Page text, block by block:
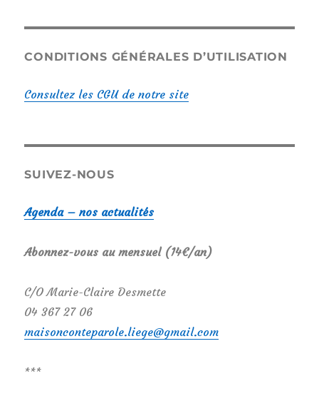
CONDITIONS GÉNÉRALES D’UTILISATION
Consultez les CGU de notre site
SUIVEZ-NOUS
Agenda – nos actualités
Abonnez-vous au mensuel (14€/an)
C/O Marie-Claire Desmette
04 367 27 06
maisonconteparole.liege@gmail.com
***